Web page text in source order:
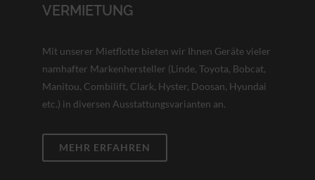
VERMIETUNG
Mit unserer Mietflotte bieten wir Ihnen Geräte vieler
namhafter Markenhersteller (Linde, Toyota, Bobcat,
Manitou, Combilift, Clark, Hyster, Doosan, Hyundai
etc.) in diversen Ausstattungsvarianten an.
MEHR ERFAHREN